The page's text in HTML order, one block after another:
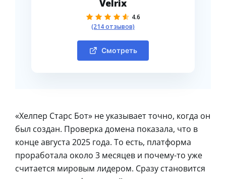
Velrix
4.6
(214 отзывов)
Смотреть
«Хелпер Старс Бот» не указывает точно, когда он
был создан. Проверка домена показала, что в
конце августа 2025 года. То есть, платформа
проработала около 3 месяцев и почему-то уже
считается мировым лидером. Сразу становится